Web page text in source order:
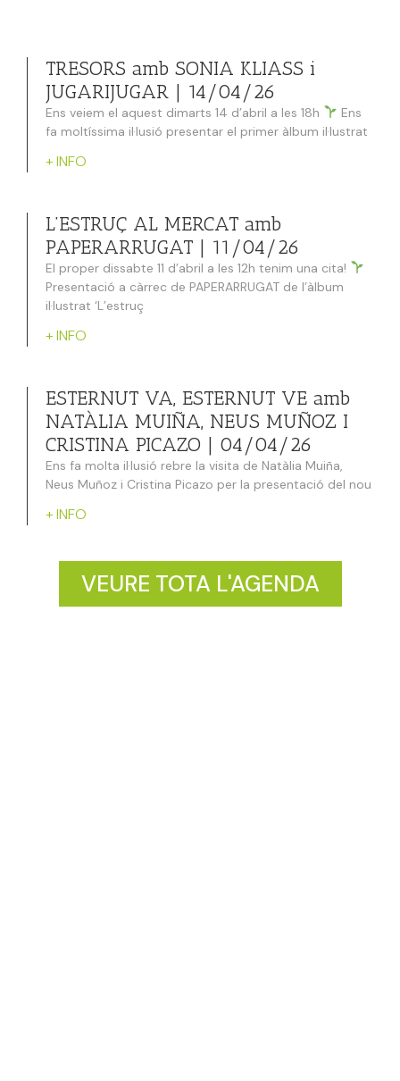
TRESORS amb SONIA KLIASS i
JUGARIJUGAR | 14/04/26
Ens veiem el aquest dimarts 14 d’abril a les 18h
Ens
fa moltíssima il·lusió presentar el primer àlbum il·lustrat
+ INFO
L’ESTRUÇ AL MERCAT amb
PAPERARRUGAT | 11/04/26
El proper dissabte 11 d’abril a les 12h tenim una cita!
Presentació a càrrec de PAPERARRUGAT de l’àlbum
il·lustrat ‘L’estruç
+ INFO
ESTERNUT VA, ESTERNUT VE amb
NATÀLIA MUIÑA, NEUS MUÑOZ I
CRISTINA PICAZO | 04/04/26
Ens fa molta il·lusió rebre la visita de Natàlia Muiña,
Neus Muñoz i Cristina Picazo per la presentació del nou
+ INFO
VEURE TOTA L'AGENDA